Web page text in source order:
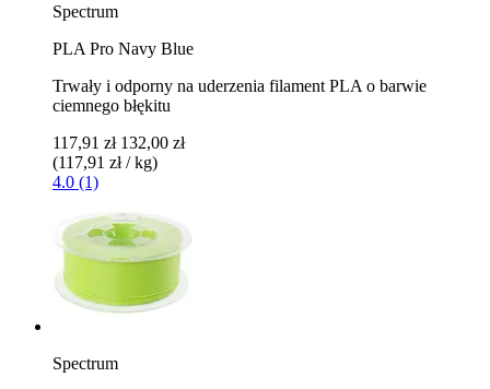
Spectrum
PLA Pro Navy Blue
Trwały i odporny na uderzenia filament PLA o barwie
ciemnego błękitu
117,91 zł 132,00 zł
(117,91 zł / kg)
4.0 (1)
Spectrum